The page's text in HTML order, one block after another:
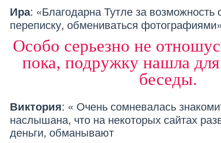
Ира: «Благодарна Тутле за возможность
переписку, обмениваться
Особо серьезно не
пока, подружку нашла
беседы.
Виктория: « Очень сомневалась
наслышана, что на некоторых сайтах
деньги, обманывают